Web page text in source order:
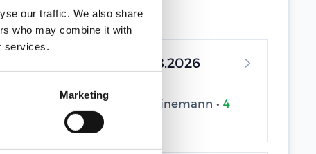
our traffic. We also share
who may combine it with
services.
Marketing
UPCOMING DATES
13.08.2026 - 14.08.2026
Trainingscenter Heinemann • 4
seats available